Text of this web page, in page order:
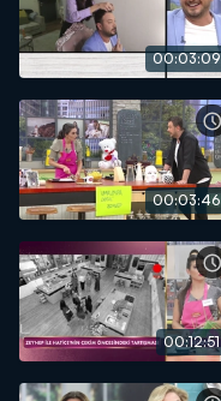
00:03:09
00:03:46
00:12:51